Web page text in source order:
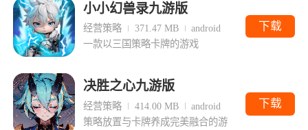
小小幻兽录九游版
经营策略 371.47 MB
android
一款以三国策略卡牌的游戏
下载
决胜之心九游版
经营策略 414.00 MB
android
策略放置与卡牌养成完美融合的游
下载